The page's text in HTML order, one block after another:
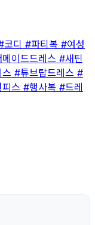
코디 #파티복 #여성
이드드레스 #새틴
#튜브탑드레스 #
스 #행사복 #드레